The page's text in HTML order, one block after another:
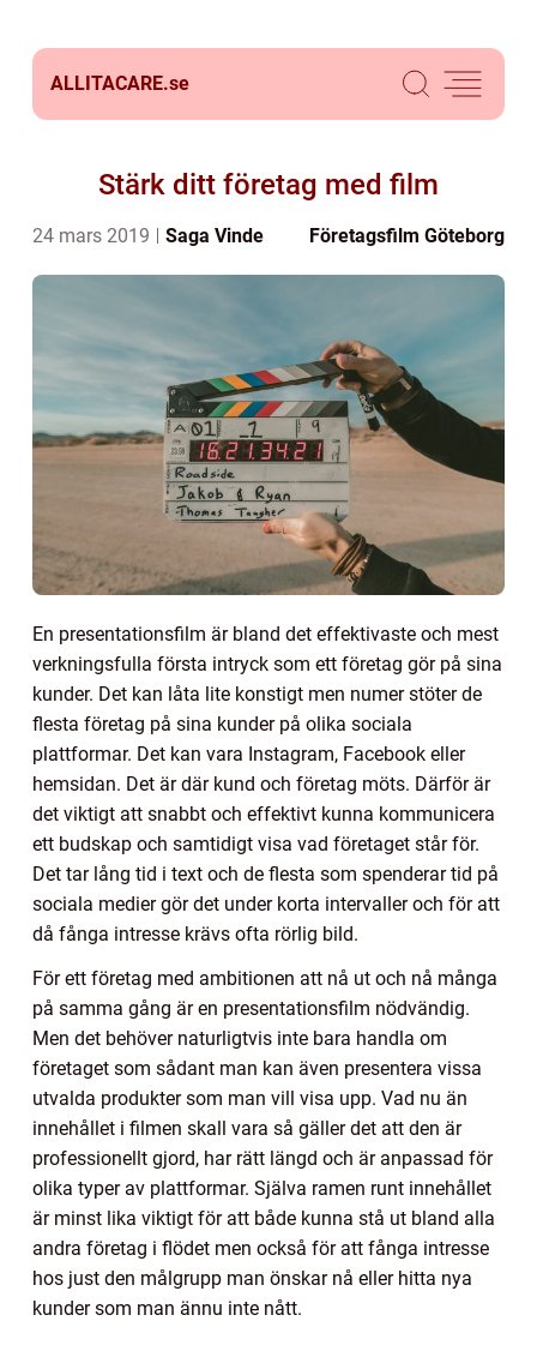
ALLITACARE.se
Stärk ditt företag med film
24 mars 2019 Saga Vinde Företagsfilm Göteborg
En presentationsfilm är bland det effektivaste och mest
verkningsfulla första intryck som ett företag gör på sina
kunder. Det kan låta lite konstigt men numer stöter de
flesta företag på sina kunder på olika sociala
plattformar. Det kan vara Instagram, Facebook eller
hemsidan. Det är där kund och företag möts. Därför är
det viktigt att snabbt och effektivt kunna kommunicera
ett budskap och samtidigt visa vad företaget står för.
Det tar lång tid i text och de flesta som spenderar tid på
sociala medier gör det under korta intervaller och för att
då fånga intresse krävs ofta rörlig bild.
För ett företag med ambitionen att nå ut och nå många
på samma gång är en presentationsfilm nödvändig.
Men det behöver naturligtvis inte bara handla om
företaget som sådant man kan även presentera vissa
utvalda produkter som man vill visa upp. Vad nu än
innehållet i filmen skall vara så gäller det att den är
professionellt gjord, har rätt längd och är anpassad för
olika typer av plattformar. Själva ramen runt innehållet
är minst lika viktigt för att både kunna stå ut bland alla
andra företag i flödet men också för att fånga intresse
hos just den målgrupp man önskar nå eller hitta nya
kunder som man ännu inte nått.